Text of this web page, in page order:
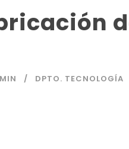
DPTO. TECNOLOGÍA